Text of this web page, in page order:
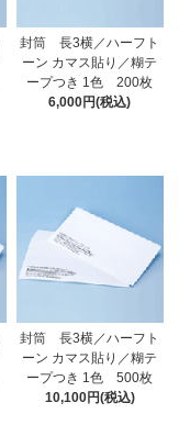
封筒 長3横／ハーフト
ーン カマス貼り／糊テ
ープつき 1色 200枚
6,000円(税込)
封筒 長3横／ハーフト
ーン カマス貼り／糊テ
ープつき 1色 500枚
10,100円(税込)